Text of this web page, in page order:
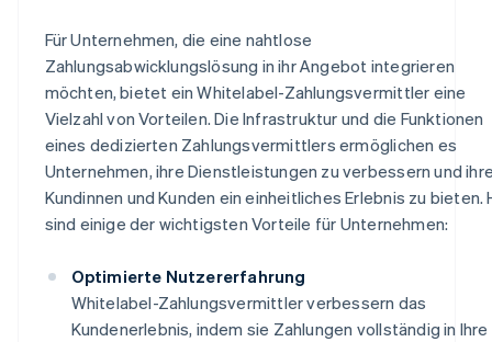
Für Unternehmen, die eine nahtlose
Zahlungsabwicklungslösung in ihr Angebot integrieren
möchten, bietet ein Whitelabel-Zahlungsvermittler eine
Vielzahl von Vorteilen. Die Infrastruktur und die Funktionen
eines dedizierten Zahlungsvermittlers ermöglichen es
Unternehmen, ihre Dienstleistungen zu verbessern und
Kundinnen und Kunden ein einheitliches Erlebnis zu bieten.
sind einige der wichtigsten Vorteile für Unternehmen:
Optimierte Nutzererfahrung
Whitelabel-Zahlungsvermittler verbessern das
Kundenerlebnis, indem sie Zahlungen vollständig in Ihre